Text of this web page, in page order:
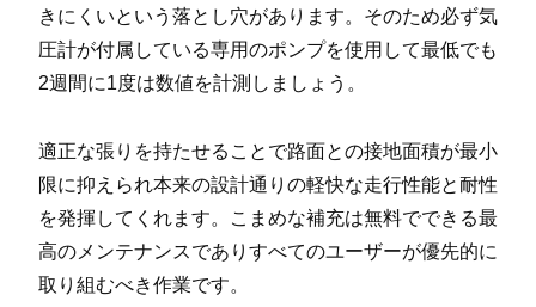
きにくいという落とし穴があります。そのため必ず気
圧計が付属している専用のポンプを使用して最低でも
2週間に1度は数値を計測しましょう。
適正な張りを持たせることで路面との接地面積が最小
限に抑えられ本来の設計通りの軽快な走行性能と耐性
を発揮してくれます。こまめな補充は無料でできる最
高のメンテナンスでありすべてのユーザーが優先的に
取り組むべき作業です。